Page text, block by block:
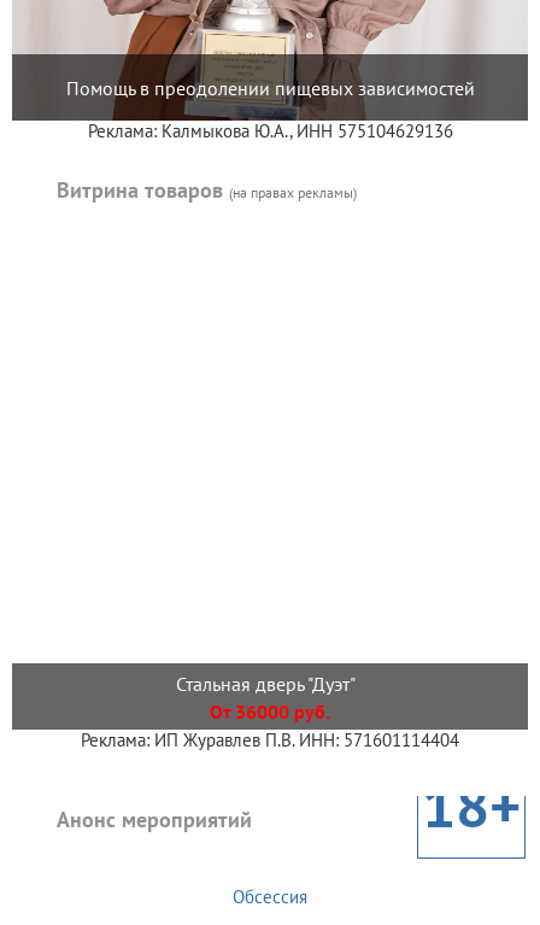
Помощь в преодолении пищевых зависимостей
Реклама: Калмыкова Ю.А., ИНН 575104629136
Витрина товаров (на правах рекламы)
Стальная дверь "Дуэт"
От 36000 руб.
Реклама: ИП Журавлев П.В. ИНН: 571601114404
Анонс мероприятий 18+
Обсессия